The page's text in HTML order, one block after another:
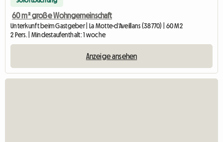
60 m² große Wohngemeinschaft
Unterkunft beim Gastgeber | La Motte-d'Aveillans (38770) | 60 M2
2 Pers. | Mindestaufenthalt: 1 woche
Anzeige ansehen